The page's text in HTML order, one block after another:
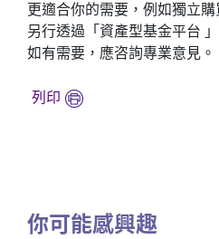
更適合你的需要，例如獨立
另行透過「資產型基金平台
如有需要，應咨詢專業意見。
列印
你可能感興趣